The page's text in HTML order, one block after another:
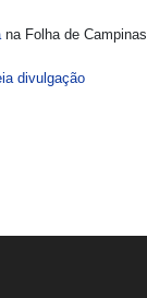
na Folha de Campinas
divulgação